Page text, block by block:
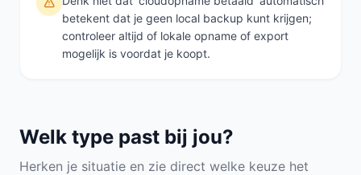
betekent dat je geen local backup kunt krijgen;
controleer altijd of lokale opname of export
mogelijk is voordat je koopt.
Welk type past bij jou?
Herken je situatie en zie direct welke keuze het